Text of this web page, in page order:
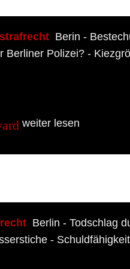
Berin -
Berliner Polizei? -
weiter lesen
Berlin - Todschlag
- Schuldfähigkeit